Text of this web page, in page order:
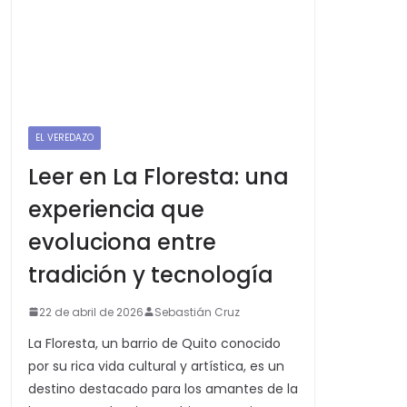
EL VEREDAZO
Leer en La Floresta: una
experiencia que
evoluciona entre
tradición y tecnología
22 de abril de 2026 Sebastián Cruz
La Floresta, un barrio de Quito conocido
por su rica vida cultural y artística, es un
destino destacado para los amantes de la